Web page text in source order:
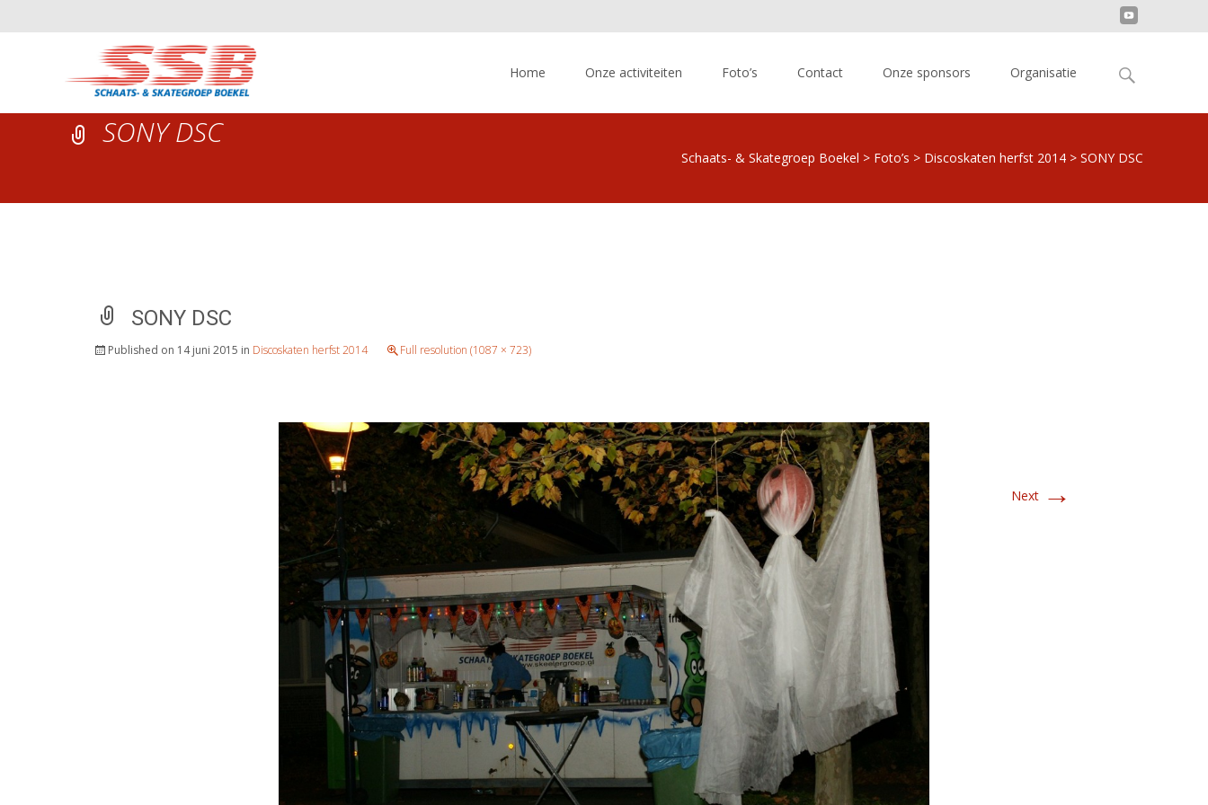
Home Onze activiteiten Foto’s Contact Onze sponsors Organisatie
Search
SONY DSC
Schaats- & Skategroep Boekel > Foto’s > Discoskaten herfst 2014 > SONY DSC
SONY DSC
Published on 14 juni 2015 in Discoskaten herfst 2014 Full resolution (1087 × 723)
Next →